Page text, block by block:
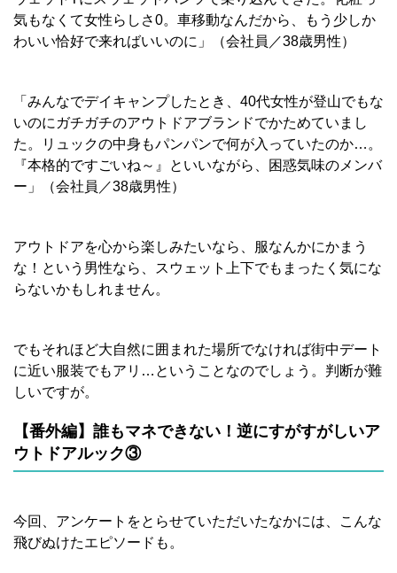
気もなくて女性らしさ0。車移動なんだから、もう少しか
わいい恰好で来ればいいのに」（会社員／38歳男性）
「みんなでデイキャンプしたとき、40代女性が登山でもな
いのにガチガチのアウトドアブランドでかためていまし
た。リュックの中身もパンパンで何が入っていたのか…。
『本格的ですごいね～』といいながら、困惑気味のメンバ
ー」（会社員／38歳男性）
アウトドアを心から楽しみたいなら、服なんかにかまう
な！という男性なら、スウェット上下でもまったく気にな
らないかもしれません。
でもそれほど大自然に囲まれた場所でなければ街中デート
に近い服装でもアリ…ということなのでしょう。判断が難
しいですが。
【番外編】誰もマネできない！逆にすがすがしいア
ウトドアルック③
今回、アンケートをとらせていただいたなかには、こんな
飛びぬけたエピソードも。